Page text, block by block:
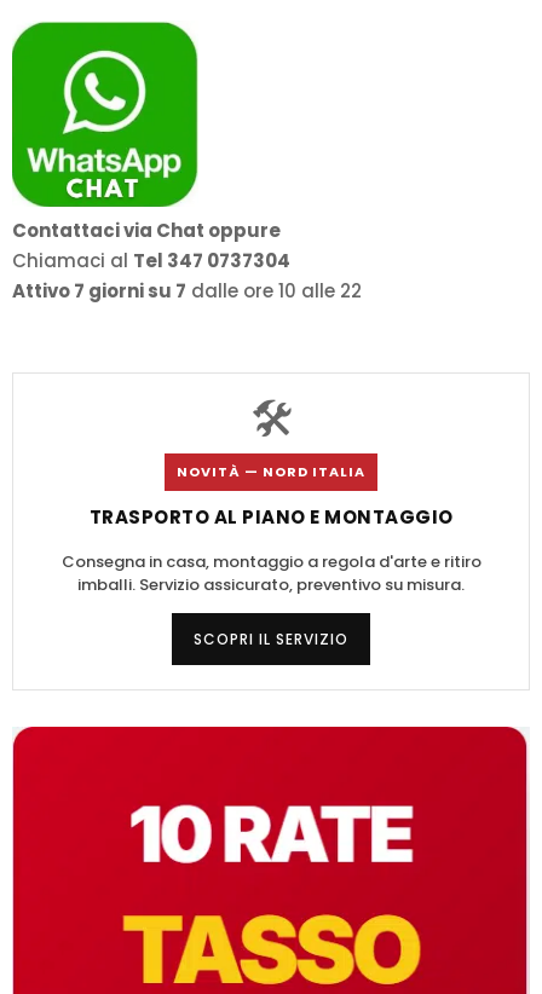
Contattaci via Chat oppure
Chiamaci al Tel 347 0737304
Attivo 7 giorni su 7 dalle ore 10 alle 22
🛠️
NOVITÀ — NORD ITALIA
TRASPORTO AL PIANO E MONTAGGIO
Consegna in casa, montaggio a regola d'arte e ritiro
imballi. Servizio assicurato, preventivo su misura.
SCOPRI IL SERVIZIO